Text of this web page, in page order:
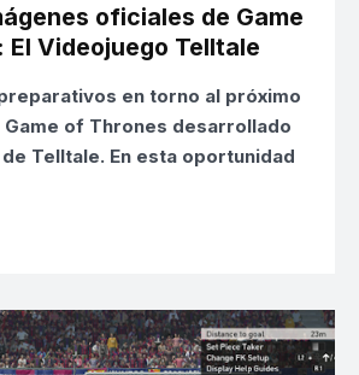
oficiales de Game
Videojuego Telltale
en torno al próximo
of Thrones desarrollado
Telltale. En esta oportunidad